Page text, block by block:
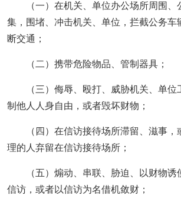
（一）在机关、单位办公场所周围
集，围堵、冲击机关、单位，拦截公务车
断交通；
（二）携带危险物品、管制器具；
（三）侮辱、殴打、威胁机关、单
制他人人身自由，或者毁坏财物；
（四）在信访接待场所滞留、滋事
理的人弃留在信访接待场所；
（五）煽动、串联、胁迫、以财物诱
信访，或者以信访为名借机敛财；